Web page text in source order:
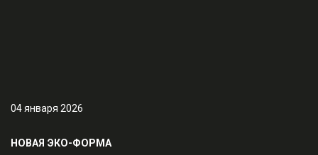
04 января 2026
НОВАЯ ЭКО-ФОРМА